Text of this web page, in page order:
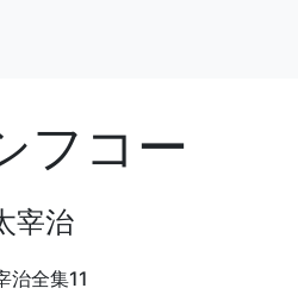
フコー
宰治
治全集11